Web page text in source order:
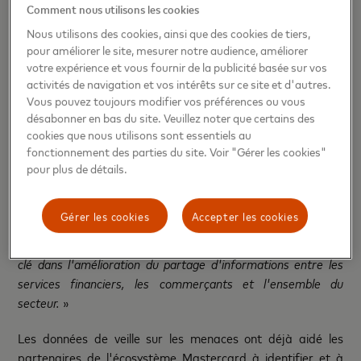
Le lancement de Mastercard Threat Intelligence intervient
moins d'un an après la finalisation de l'acquisition de
Recorded Future par Mastercard et démontre
l'engagement des deux entreprises à fournir une approche
unifiée et fondée sur le renseignement pour sécuriser
l'économie numérique.
«Une cybersécurité efficace dépend de plus en plus des
renseignements sur les menaces qui transcendent les
directrice de la cybersécurité chez Javelin Strategy &
Research. «Les fournisseurs disposant de données
clé dans l'amélioration du partage d'informations entre les
services financiers, les commerçants et l'ensemble du
secteur. »
Les données de veille sur les menaces ont déjà aidé les
partenaires de l'écosystème Mastercard à identifier et à
Comment nous utilisons les cookies
Nous utilisons des cookies, ainsi que des cookies de tiers,
pour améliorer le site, mesurer notre audience, améliorer
votre expérience et vous fournir de la publicité basée sur vos
activités de navigation et vos intérêts sur ce site et d'autres.
Vous pouvez toujours modifier vos préférences ou vous
désabonner en bas du site. Veuillez noter que certains des
cookies que nous utilisons sont essentiels au
fonctionnement des parties du site. Voir "Gérer les cookies"
pour plus de détails.
Accepter les cookies
Gérer les cookies